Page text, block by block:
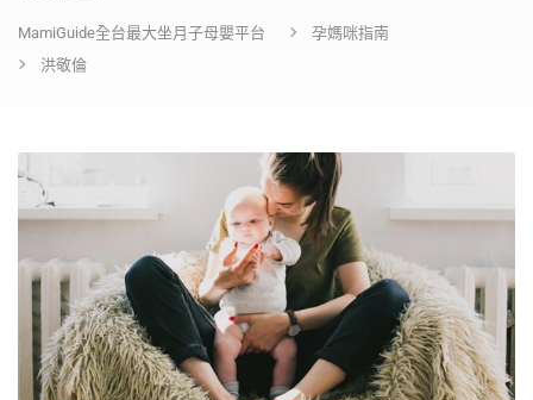
MamiGuide全台最大坐月子母嬰平台
孕媽咪指南
洪敬倫